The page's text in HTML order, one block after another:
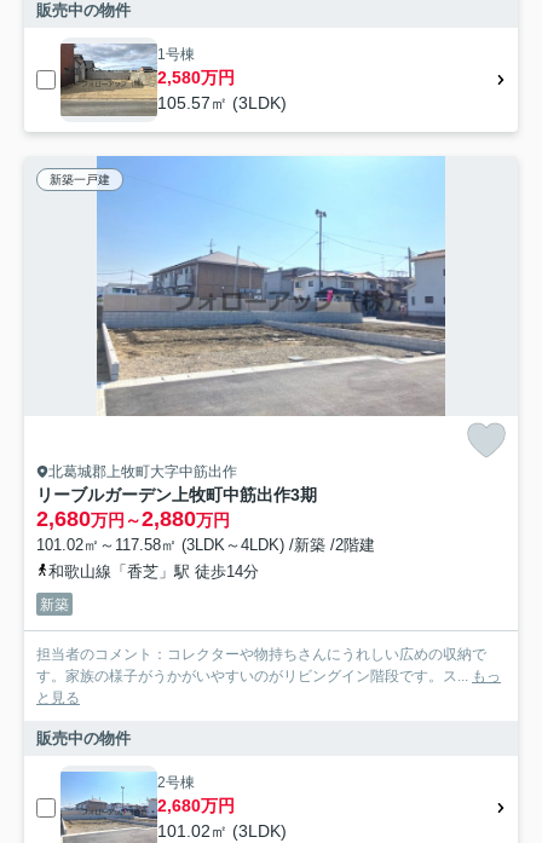
販売中の物件
1号棟
2,580万円
105.57㎡ (3LDK)
新築一戸建
北葛城郡上牧町大字中筋出作
リーブルガーデン上牧町中筋出作3期
2,680万円～2,880万円
101.02㎡～117.58㎡ (3LDK～4LDK) /新築 /2階建
和歌山線「香芝」駅 徒歩14分
新築
担当者のコメント：コレクターや物持ちさんにうれしい広めの収納で
す。家族の様子がうかがいやすいのがリビングイン階段です。ス... もっ
と見る
販売中の物件
2号棟
2,680万円
101.02㎡ (3LDK)